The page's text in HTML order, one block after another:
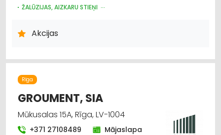
ŽALŪZIJAS, AIZKARU STIEŅI
ARHITEKTŪRA, PROJEKTĒŠANA
Akcijas
Rīga
GROUMENT, SIA
Mūkusalas 15A, Rīga, LV-1004
+371 27108489 Mājaslapa